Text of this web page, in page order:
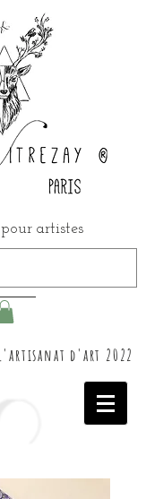
artistes
d'art 2022